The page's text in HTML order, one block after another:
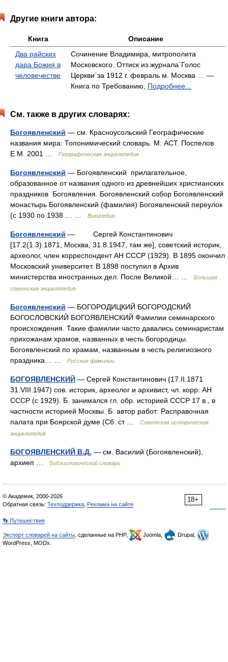
Другие книги автора:
Книга
Описание
Два райских
дара Божия в
человечестве
Сочинение Владимира, митрополита
Московского. Оттиск из журнала`Голос
Церкви`за 1912 г. февраль м. Москва … —
Книга по Требованию, Подробнее...
См. также в других словарях:
Богоявленский — см. Красноусольский Географические
названия мира: Топонимический словарь. М: АСТ. Поспелов
Е.М. 2001 …
Географическая энциклопедия
Богоявленский — Богоявленский прилагательное,
образованное от названия одного из древнейших христианских
праздников Богоявления. Богоявленский собор Богоявленский
монастырь Богоявленский (фамилия) Богоявленский переулок
(с 1930 по 1938 … …
Википедия
Богоявленский — Сергей Константинович
[17.2(1.3).1871, Москва, 31.8.1947, там же], советский историк,
археолог, член корреспондент АН СССР (1929). В 1895 окончил
Московский университет. В 1898 поступил в Архив
министерства иностранных дел. После Великой… …
Большая
советская энциклопедия
Богоявленский — БОГОРОДИЦКИЙ БОГОРОДСКИЙ
БОГОСЛОВСКИЙ БОГОЯВЛЕНСКИЙ Фамилии семинарского
происхождения. Такие фамилии часто давались семинаристам
прихожанам храмов, названных в честь богородицы.
Богоявленский по храмам, названным в честь религиозного
праздника… …
Русские фамилии
БОГОЯВЛЕНСКИЙ — Сергей Константинович (17.II.1871
31.VIII.1947) сов. историк, археолог и архивист, чл. корр. АН
СССР (с 1929). Б. занимался гл. обр. историей СССР 17 в., в
частности историей Москвы. Б. автор работ: Расправочная
палата при Боярской думе (Сб. ст …
Советская историческая
энциклопедия
БОГОЯВЛЕНСКИЙ В.Д. — см. Василий (Богоявленский),
архиеп …
Библиологический словарь
18+
© Академик, 2000-2026
Обратная связь: Техподдержка Реклама на сайте
👣 Путешествия
Экспорт словарей на сайты , сделанные на PHP, Joomla,
Drupal,
WordPress, MODx.